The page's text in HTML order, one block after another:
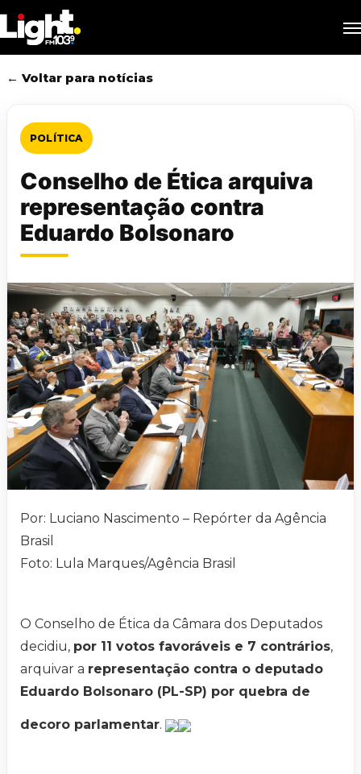
to
main
content
← Voltar para notícias
POLÍTICA
Conselho de Ética arquiva
representação contra
Eduardo Bolsonaro
Por: Luciano Nascimento – Repórter da Agência
Brasil
Foto: Lula Marques/Agência Brasil
O Conselho de Ética da Câmara dos Deputados
decidiu, por 11 votos favoráveis e 7 contrários,
arquivar a representação contra o deputado
Eduardo Bolsonaro (PL-SP) por quebra de
decoro parlamentar.